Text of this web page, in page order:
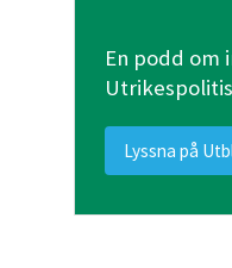
En podd om
Lyssna på